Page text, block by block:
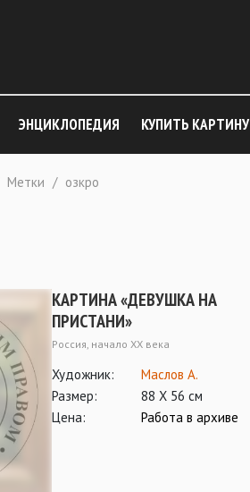
ЭНЦИКЛОПЕДИЯ КУПИТЬ КАРТИНУ
Метки / озкро
КАРТИНА «ДЕВУШКА НА
ПРИСТАНИ»
Россия, начало ХХ века
Художник:
Маслов А.
Размер:
88 Х 56 см
Цена:
Работа в архиве